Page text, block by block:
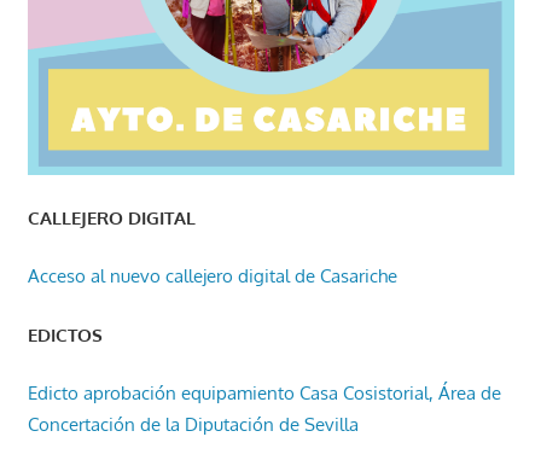
CALLEJERO DIGITAL
Acceso al nuevo callejero digital de Casariche
EDICTOS
Edicto aprobación equipamiento Casa Cosistorial, Área de
Concertación de la Diputación de Sevilla